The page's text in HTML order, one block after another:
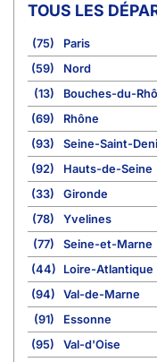
TOUS LES
(75)
Paris
(59)
Nord
(13)
Bouches-du-
(69)
Rhône
(93)
Seine-Saint-
(92)
Hauts-de-Seine
(33)
Gironde
(78)
Yvelines
(77)
Seine-et-Marne
(44)
Loire-Atlantique
(94)
Val-de-Marne
(91)
Essonne
(95)
Val-d'Oise